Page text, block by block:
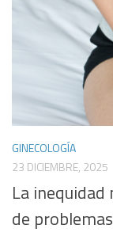
GINECOLOGÍA
23 DICIEMBRE, 2025
La
de